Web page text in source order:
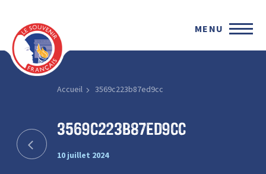
MENU
Accueil 3569c223b87ed9cc
3569c223b87ed9cc
10 juillet 2024